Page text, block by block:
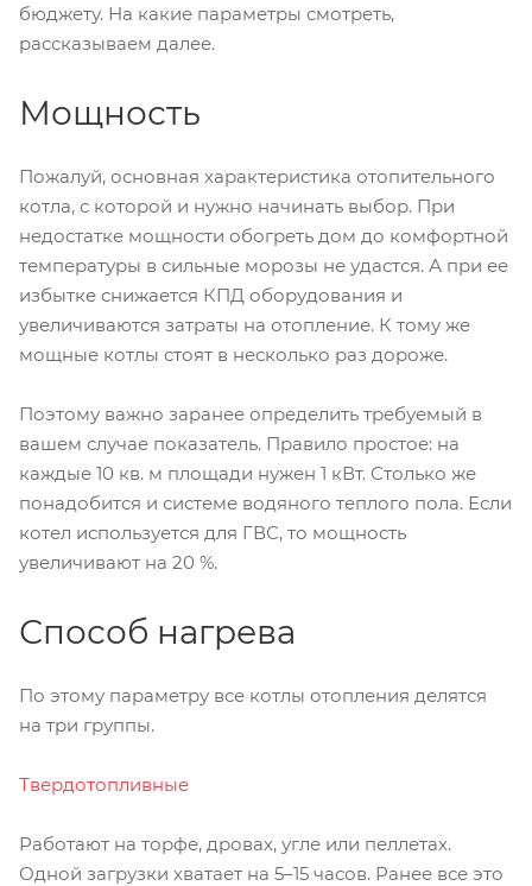
бюджету. На какие параметры смотреть,
рассказываем далее.
Мощность
Пожалуй, основная характеристика отопительного
котла, с которой и нужно начинать выбор. При
недостатке мощности обогреть дом до комфортной
температуры в сильные морозы не удастся. А при ее
избытке снижается КПД оборудования и
увеличиваются затраты на отопление. К тому же
мощные котлы стоят в несколько раз дороже.
Поэтому важно заранее определить требуемый в
вашем случае показатель. Правило простое: на
каждые 10 кв. м площади нужен 1 кВт. Столько же
понадобится и системе водяного теплого пола. Если
котел используется для ГВС, то мощность
увеличивают на 20 %.
Способ нагрева
По этому параметру все котлы отопления делятся
на три группы.
Твердотопливные
Работают на торфе, дровах, угле или пеллетах.
Одной загрузки хватает на 5–15 часов. Ранее все это